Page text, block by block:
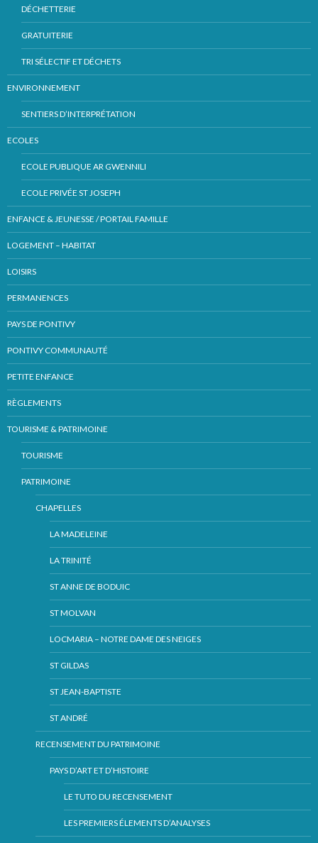
DÉCHETTERIE
GRATUITERIE
TRI SÉLECTIF ET DÉCHETS
ENVIRONNEMENT
SENTIERS D’INTERPRÉTATION
ECOLES
ECOLE PUBLIQUE AR GWENNILI
ECOLE PRIVÉE ST JOSEPH
ENFANCE & JEUNESSE / PORTAIL FAMILLE
LOGEMENT – HABITAT
LOISIRS
PERMANENCES
PAYS DE PONTIVY
PONTIVY COMMUNAUTÉ
PETITE ENFANCE
RÈGLEMENTS
TOURISME & PATRIMOINE
TOURISME
PATRIMOINE
CHAPELLES
LA MADELEINE
LA TRINITÉ
ST ANNE DE BODUIC
ST MOLVAN
LOCMARIA – NOTRE DAME DES NEIGES
ST GILDAS
ST JEAN-BAPTISTE
ST ANDRÉ
RECENSEMENT DU PATRIMOINE
PAYS D’ART ET D’HISTOIRE
LE TUTO DU RECENSEMENT
LES PREMIERS ÉLEMENTS D’ANALYSES